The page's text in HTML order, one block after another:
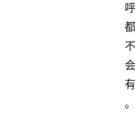
呼
都
不
会
有
。